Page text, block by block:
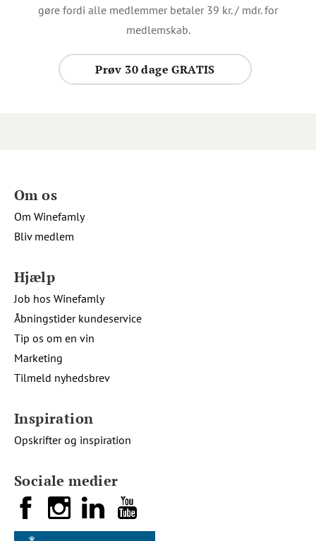
gøre fordi alle medlemmer betaler 39 kr. / mdr. for
medlemskab.
Prøv 30 dage GRATIS
Sociale medier
Om os
Om Winefamly
Bliv medlem
Hjælp
Job hos Winefamly
Åbningstider kundeservice
Tip os om en vin
Marketing
Tilmeld nyhedsbrev
Inspiration
Opskrifter og inspiration